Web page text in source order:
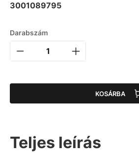
3001089795
Darabszám
KOSÁRBA
Teljes leírás